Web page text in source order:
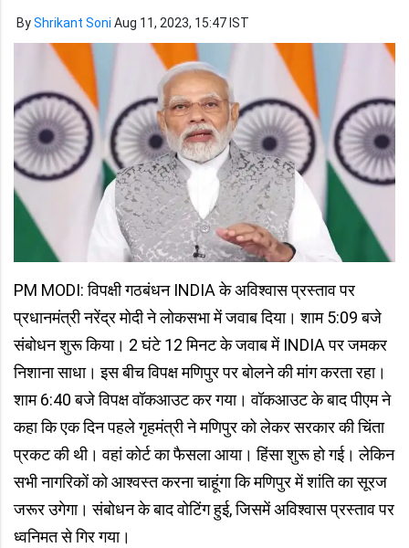
ByShrikant Soni Aug 11, 2023, 15:47 IST
PM MODI: विपक्षी गठबंधन INDIA के अविश्वास प्रस्ताव पर
प्रधानमंत्री नरेंद्र मोदी ने लोकसभा में जवाब दिया। शाम 5:09 बजे
संबोधन शुरू किया। 2 घंटे 12 मिनट के जवाब में INDIA पर जमकर
निशाना साधा। इस बीच विपक्ष मणिपुर पर बोलने की मांग करता रहा।
शाम 6:40 बजे विपक्ष वॉकआउट कर गया। वॉकआउट के बाद पीएम ने
कहा कि एक दिन पहले गृहमंत्री ने मणिपुर को लेकर सरकार की चिंता
प्रकट की थी। वहां कोर्ट का फैसला आया। हिंसा शुरू हो गई। लेकिन
सभी नागरिकों को आश्वस्त करना चाहूंगा कि मणिपुर में शांति का सूरज
जरूर उगेगा। संबोधन के बाद वोटिंग हुई, जिसमें अविश्वास प्रस्ताव पर
ध्वनिमत से गिर गया।